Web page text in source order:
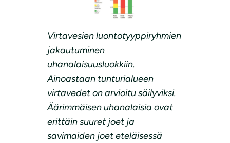
Virtavesien luontotyyppiryhmien
jakautuminen
uhanalaisuusluokkiin.
Ainoastaan tunturialueen
virtavedet on arvioitu säilyviksi.
Äärimmäisen uhanalaisia ovat
erittäin suuret joet ja
savimaiden joet eteläisessä